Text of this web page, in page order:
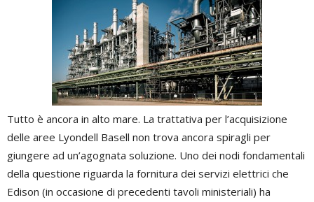
Tutto è ancora in alto mare. La trattativa per l’acquisizione
delle aree Lyondell Basell non trova ancora spiragli per
giungere ad un’agognata soluzione. Uno dei nodi fondamentali
della questione riguarda la fornitura dei servizi elettrici che
Edison (in occasione di precedenti tavoli ministeriali) ha